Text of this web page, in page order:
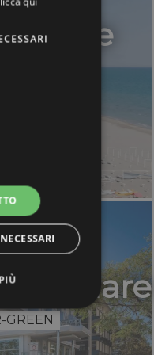
mare
GREEN
Performance